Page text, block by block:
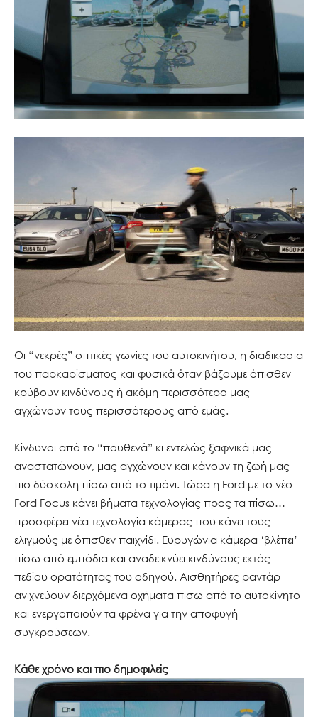
Οι “νεκρές” οπτικές γωνίες του αυτοκινήτου, η διαδικασία
του παρκαρίσματος και φυσικά όταν βάζουμε όπισθεν
κρύβουν κινδύνους ή ακόμη περισσότερο μας
αγχώνουν τους περισσότερους από εμάς.
Κίνδυνοι από το “πουθενά” κι εντελώς ξαφνικά μας
αναστατώνουν, μας αγχώνουν και κάνουν τη ζωή μας
πιο δύσκολη πίσω από το τιμόνι. Τώρα η Ford με το νέο
Ford Focus κάνει βήματα τεχνολογίας προς τα πίσω…
προσφέρει νέα τεχνολογία κάμερας που κάνει τους
ελιγμούς με όπισθεν παιχνίδι. Ευρυγώνια κάμερα ‘βλέπει’
πίσω από εμπόδια και αναδεικνύει κινδύνους εκτός
πεδίου ορατότητας του οδηγού. Αισθητήρες ραντάρ
ανιχνεύουν διερχόμενα οχήματα πίσω από το αυτοκίνητο
και ενεργοποιούν τα φρένα για την αποφυγή
συγκρούσεων.
Κάθε χρόνο και πιο δημοφιλείς